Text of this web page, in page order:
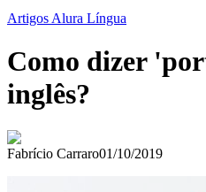
Artigos Alura Língua
Como dizer
inglês?
Fabrício Carraro01/10/2019